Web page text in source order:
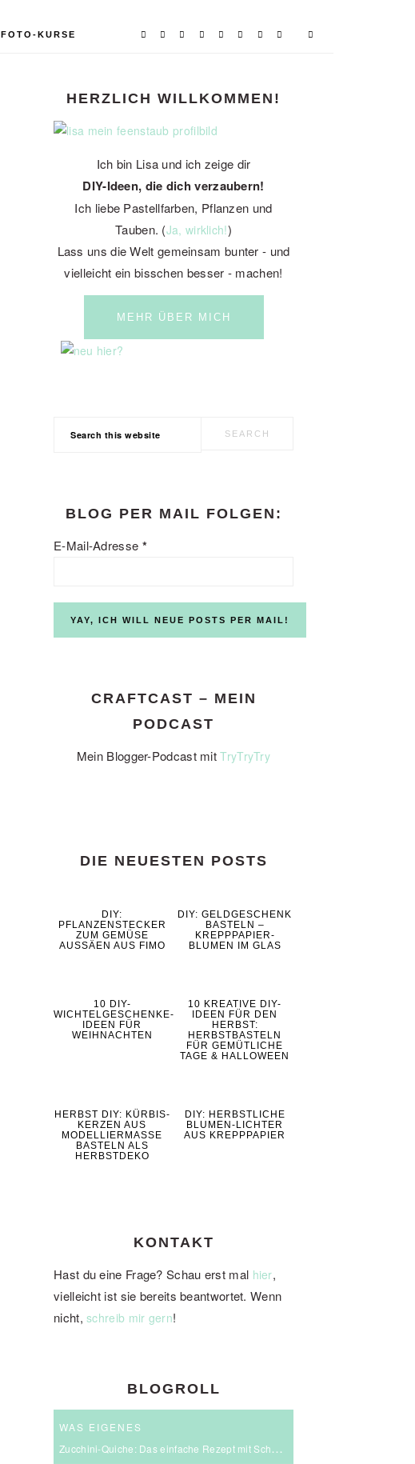
FOTO-KURSE
PRIMARY
SIDEBAR
HERZLICH WILLKOMMEN!
Ich bin Lisa und ich zeige dir
DIY-Ideen, die dich verzaubern!
Ich liebe Pastellfarben, Pflanzen und
Tauben. (Ja, wirklich!)
Lass uns die Welt gemeinsam bunter - und
vielleicht ein bisschen besser - machen!
MEHR ÜBER MICH
BLOG PER MAIL FOLGEN:
E-Mail-Adresse *
CRAFTCAST – MEIN
PODCAST
Mein Blogger-Podcast mitTryTryTry
DIE NEUESTEN POSTS
DIY:
PFLANZENSTECKER
ZUM GEMÜSE
AUSSÄEN AUS FIMO
DIY: GELDGESCHENK
BASTELN –
KREPPPAPIER-
BLUMEN IM GLAS
10 DIY-
WICHTELGESCHENKE-
IDEEN FÜR
WEIHNACHTEN
10 KREATIVE DIY-
IDEEN FÜR DEN
HERBST:
HERBSTBASTELN
FÜR GEMÜTLICHE
TAGE & HALLOWEEN
HERBST DIY: KÜRBIS-
KERZEN AUS
MODELLIERMASSE
BASTELN ALS
HERBSTDEKO
DIY: HERBSTLICHE
BLUMEN-LICHTER
AUS KREPPPAPIER
KONTAKT
Hast du eine Frage? Schau erst mal hier,
vielleicht ist sie bereits beantwortet. Wenn
nicht,schreib mir gern!
BLOGROLL
WAS EIGENES
Zucchini-Quiche: Das einfache Rezept mit Schmand & Kirschtomaten